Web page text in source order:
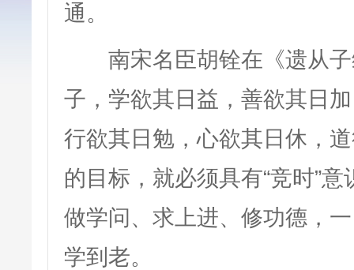
通。
南宋名臣胡铨在《遗从子
子，学欲其日益，善欲其日
行欲其日勉，心欲其日休，
的目标，就必须具有“竞时”
做学问、求上进、修功德，
学到老。